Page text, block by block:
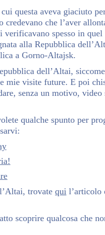
questa aveva giaciuto
che l’aver
verificavano spesso in
alla Repubblica
a Gorno-Altajsk.
dell’Altai,
mie visite future. E poi
senza un motivo,
qualche spunto per
trovate qui l’articolo
scoprire qualcosa che